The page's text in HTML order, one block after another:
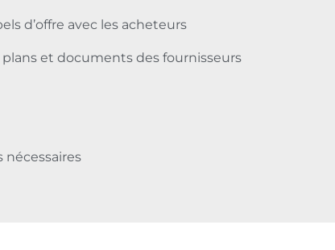
d’offre avec les acheteurs
et documents des fournisseurs